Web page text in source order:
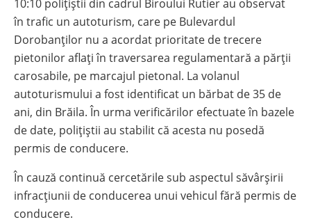
10:10 polițiștii din cadrul Biroului Rutier au observat
în trafic un autoturism, care pe Bulevardul
Dorobanților nu a acordat prioritate de trecere
pietonilor aflați în traversarea regulamentară a părții
carosabile, pe marcajul pietonal. La volanul
autoturismului a fost identificat un bărbat de 35 de
ani, din Brăila. În urma verificărilor efectuate în bazele
de date, polițiștii au stabilit că acesta nu posedă
permis de conducere.
În cauză continuă cercetările sub aspectul săvârșirii
infracțiunii de conducerea unui vehicul fără permis de
conducere.